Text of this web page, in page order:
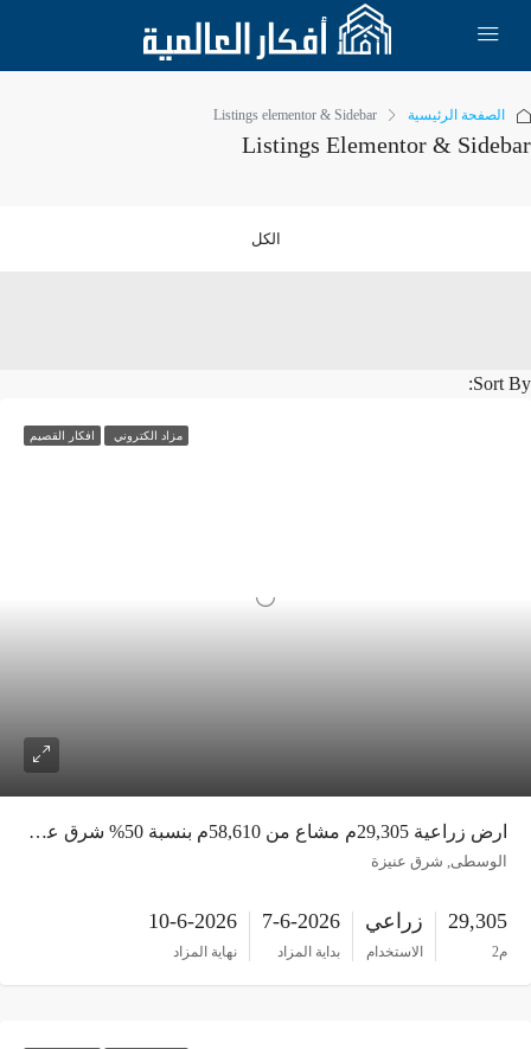
الصفحة الرئيسية Listings elementor & Sidebar
Listings Elementor &
الكل
Sort
مزاد الكتروني افكار القصيم
ارض زراعية 29,305م مشاع من 58,610م بنسبة 50% شرق عنيزة
الوسطى, شرق عنيزة
29,305 زراعي
الاستخدام
7-6-2026
بداية المزاد
10-6-2026
نهاية المزاد